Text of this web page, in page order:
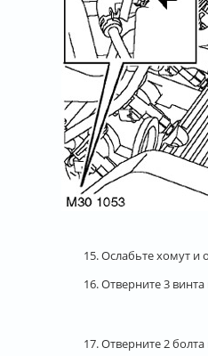
15. Ослабьте хомут и
16. Отверните 3
17. Отверните 2